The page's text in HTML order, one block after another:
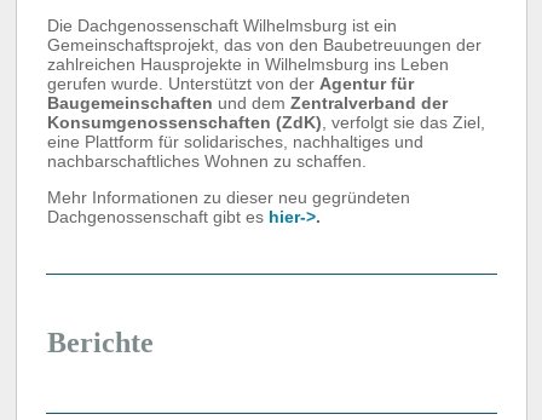
Die Dachgenossenschaft Wilhelmsburg ist ein
Gemeinschaftsprojekt, das von den Baubetreuungen der
zahlreichen Hausprojekte in Wilhelmsburg ins Leben
gerufen wurde. Unterstützt von der Agentur für
Baugemeinschaften und dem Zentralverband der
Konsumgenossenschaften (ZdK) , verfolgt sie das Ziel,
eine Plattform für solidarisches, nachhaltiges und
nachbarschaftliches Wohnen zu schaffen.
Mehr Informationen zu dieser neu gegründeten
Dachgenossenschaft gibt es hier->.
Berichte